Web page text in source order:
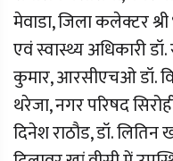
मेवाडा, जिला कलेक्टर
एवं स्वास्थ्य अधिकारी
कुमार, आरसीएचओ डॉ.
थरेजा, नगर परिषद
दिनेश राठौड, डॉ.